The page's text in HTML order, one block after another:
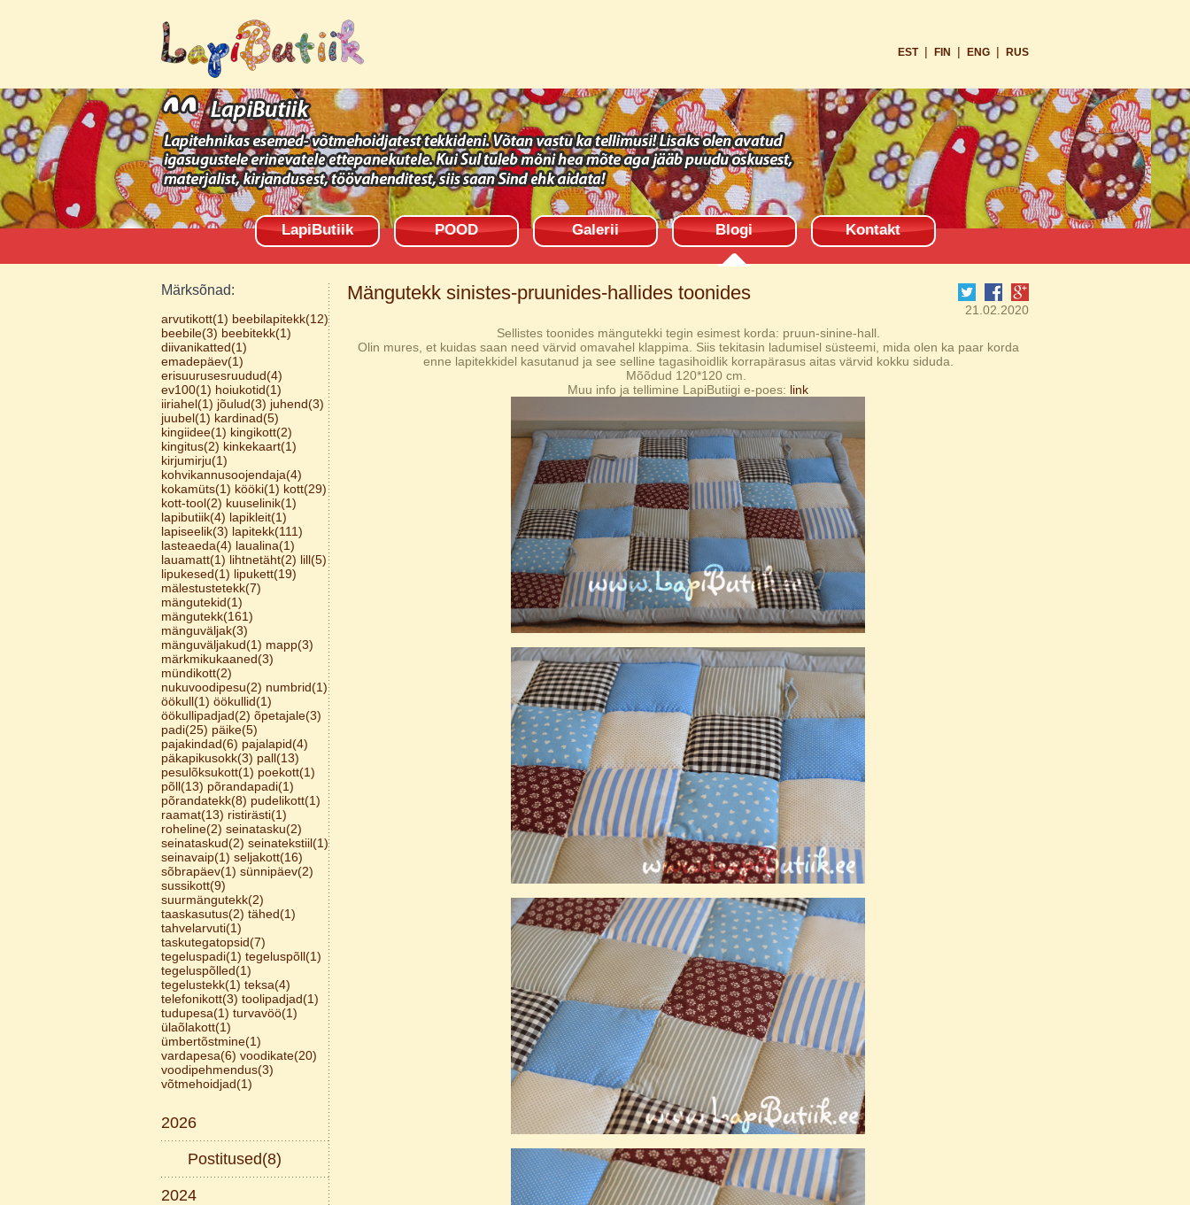
EST | FIN | ENG | RUS
LapiButiik POOD Galerii Blogi Kontakt
Märksõnad:
arvutikott(1) beebilapitekk(12)
beebile(3) beebitekk(1)
diivanikatted(1)
emadepäev(1)
erisuurusesruudud(4)
ev100(1) hoiukotid(1)
iiriahel(1) jõulud(3) juhend(3)
juubel(1) kardinad(5)
kingiidee(1) kingikott(2)
kingitus(2) kinkekaart(1)
kirjumirju(1)
kohvikannusoojendaja(4)
kokamüts(1) kööki(1) kott(29)
kott-tool(2) kuuselinik(1)
lapibutiik(4) lapikleit(1)
lapiseelik(3) lapitekk(111)
lasteaeda(4) laualina(1)
lauamatt(1) lihtnetäht(2) lill(5)
lipukesed(1) lipukett(19)
mälestustetekk(7)
mängutekid(1)
mängutekk(161)
mänguväljak(3)
mänguväljakud(1) mapp(3)
märkmikukaaned(3)
mündikott(2)
nukuvoodipesu(2) numbrid(1)
öökull(1) öökullid(1)
öökullipadjad(2) õpetajale(3)
padi(25) päike(5)
pajakindad(6) pajalapid(4)
päkapikusokk(3) pall(13)
pesulõksukott(1) poekott(1)
põll(13) põrandapadi(1)
põrandatekk(8) pudelikott(1)
raamat(13) ristirästi(1)
roheline(2) seinatasku(2)
seinataskud(2) seinatekstiil(1)
seinavaip(1) seljakott(16)
sõbrapäev(1) sünnipäev(2)
sussikott(9)
suurmängutekk(2)
taaskasutus(2) tähed(1)
tahvelarvuti(1)
taskutegatopsid(7)
tegeluspadi(1) tegeluspõll(1)
tegeluspõlled(1)
tegelustekk(1) teksa(4)
telefonikott(3) toolipadjad(1)
tudupesa(1) turvavöö(1)
ülaõlakott(1)
ümbertõstmine(1)
vardapesa(6) voodikate(20)
voodipehmendus(3)
võtmehoidjad(1)
2026
Postitused(8)
2024
Mängutekk sinistes-pruunides-hallides toonides
21.02.2020
Sellistes toonides mängutekki tegin esimest korda: pruun-sinine-hall.
Olin mures, et kuidas saan need värvid omavahel klappima. Siis tekitasin ladumisel süsteemi, mida olen ka paar korda
enne lapitekkidel kasutanud ja see selline tagasihoidlik korrapärasus aitas värvid kokku siduda.
Mõõdud 120*120 cm.
Muu info ja tellimine LapiButiigi e-poes: link